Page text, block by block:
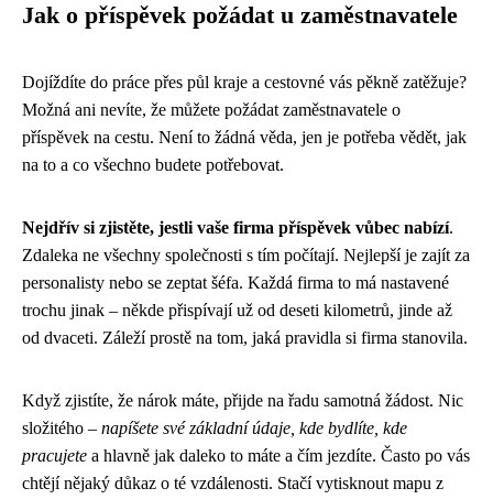
Jak o příspěvek požádat u zaměstnavatele
Dojíždíte do práce přes půl kraje a cestovné vás pěkně zatěžuje?
Možná ani nevíte, že můžete požádat zaměstnavatele o
příspěvek na cestu. Není to žádná věda, jen je potřeba vědět, jak
na to a co všechno budete potřebovat.
Nejdřív si zjistěte, jestli vaše firma příspěvek vůbec nabízí.
Zdaleka ne všechny společnosti s tím počítají. Nejlepší je zajít za
personalisty nebo se zeptat šéfa. Každá firma to má nastavené
trochu jinak – někde přispívají už od deseti kilometrů, jinde až
od dvaceti. Záleží prostě na tom, jaká pravidla si firma stanovila.
Když zjistíte, že nárok máte, přijde na řadu samotná žádost. Nic
složitého – napíšete své základní údaje, kde bydlíte, kde
pracujete a hlavně jak daleko to máte a čím jezdíte. Často po vás
chtějí nějaký důkaz o té vzdálenosti. Stačí vytisknout mapu z